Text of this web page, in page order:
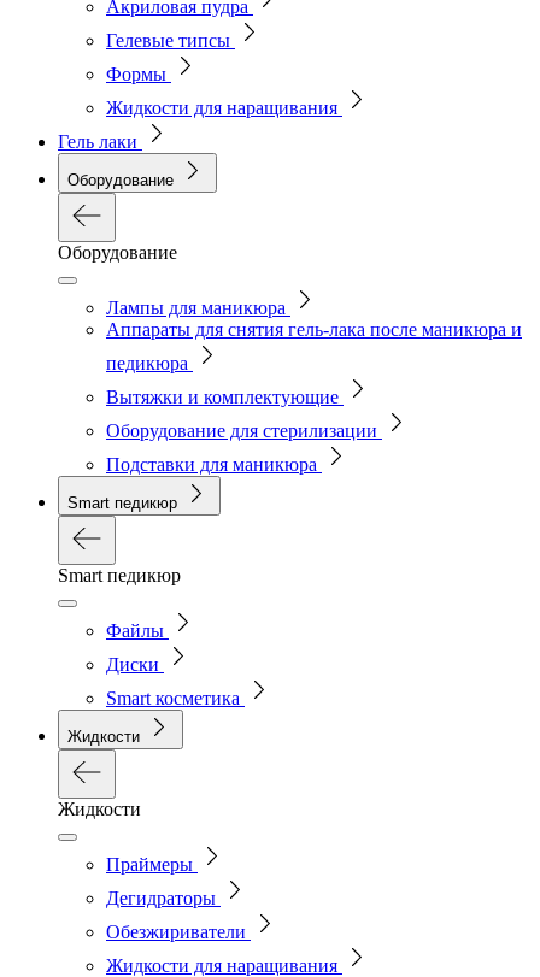
Акриловая пудра
Гелевые типсы
Формы
Жидкости для наращивания
Гель лаки
Оборудование
Оборудование
Лампы для маникюра
Аппараты для снятия гель-лака после маникюра и
педикюра
Вытяжки и комплектующие
Оборудование для стерилизации
Подставки для маникюра
Smart педикюр
Smart педикюр
Файлы
Диски
Smart косметика
Жидкости
Жидкости
Праймеры
Дегидраторы
Обезжириватели
Жидкости для наращивания